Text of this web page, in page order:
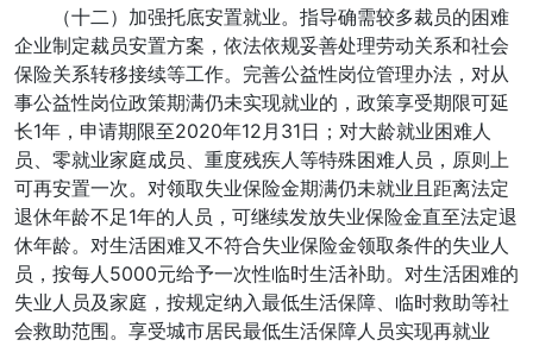
（十二）加强托底安置就业。指导确需较多裁员的困难
企业制定裁员安置方案，依法依规妥善处理劳动关系和社会
保险关系转移接续等工作。完善公益性岗位管理办法，对从
事公益性岗位政策期满仍未实现就业的，政策享受期限可延
长1年，申请期限至2020年12月31日；对大龄就业困难人
员、零就业家庭成员、重度残疾人等特殊困难人员，原则上
可再安置一次。对领取失业保险金期满仍未就业且距离法定
退休年龄不足1年的人员，可继续发放失业保险金直至法定退
休年龄。对生活困难又不符合失业保险金领取条件的失业人
员，按每人5000元给予一次性临时生活补助。对生活困难的
失业人员及家庭，按规定纳入最低生活保障、临时救助等社
会救助范围。享受城市居民最低生活保障人员实现再就业